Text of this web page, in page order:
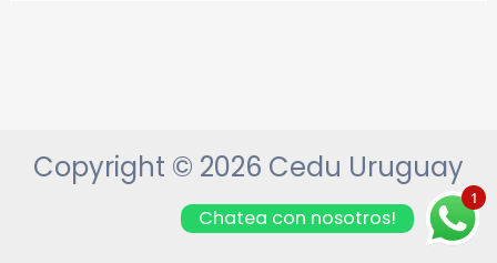
Copyright © 2026 Cedu Uruguay
1
Chatea con nosotros!